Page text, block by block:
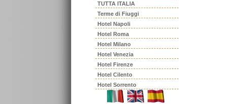
TUTTA ITALIA
Terme di Fiuggi
Hotel Napoli
Hotel Roma
Hotel Milano
Hotel Venezia
Hotel Firenze
Hotel Cilento
Hotel Sorrento